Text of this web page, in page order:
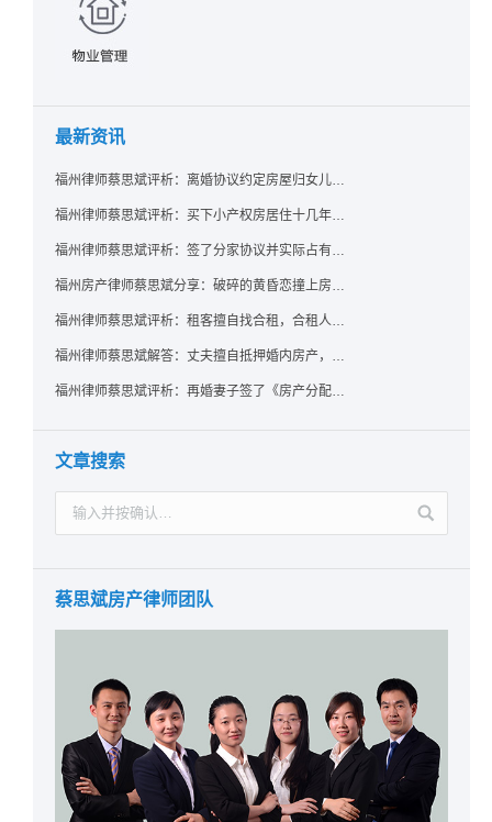
最新资讯
福州律师蔡思斌评析：离婚协议约定房屋归女儿所有，父亲去世后继母能否拒绝过户？
福州律师蔡思斌评析：买下小产权房居住十几年，卖家去世后其女儿竟起诉要求继承？
福州律师蔡思斌评析：签了分家协议并实际占有，房产就一定是囊中之物了吗？法院：只要未过户，共有权人反悔了就可撤销赠与！
福州房产律师蔡思斌分享：破碎的黄昏恋撞上房产证，给出的房子能要回吗？ 法院：参照适用《婚姻家庭编解释（二）》规定，支持恋爱中无重大过错给予方返还房屋的诉请
福州律师蔡思斌评析：租客擅自找合租，合租人在屋里自杀，房东能找租客索赔吗？
福州律师蔡思斌解答：丈夫擅自抵押婚内房产，配偶该如何维权？
福州律师蔡思斌评析：再婚妻子签了《房产分配协议》却拿不到房？福州中院：无所有权基础实为赠与，过户前可撤销！
文章搜索
蔡思斌房产律师团队